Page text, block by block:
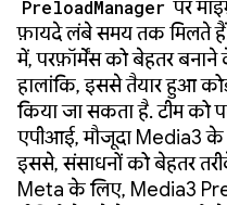
PreloadManager पर
फ़ायदे लंबे समय तक मिलते हैं.
में, परफ़ॉर्मेंस को बेहतर
हालांकि, इससे तैयार हुआ
किया जा सकता है. टीम को
एपीआई, मौजूदा Media3 के
इससे, संसाधनों को बेहतर
Meta के लिए, Media3